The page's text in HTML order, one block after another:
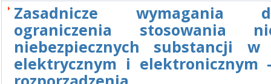
Zasadnicze wymagania
ograniczenia stosowania
niebezpiecznych substancji w
elektrycznym i elektronicznym